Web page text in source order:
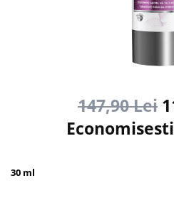
147,90 Lei
30 ml